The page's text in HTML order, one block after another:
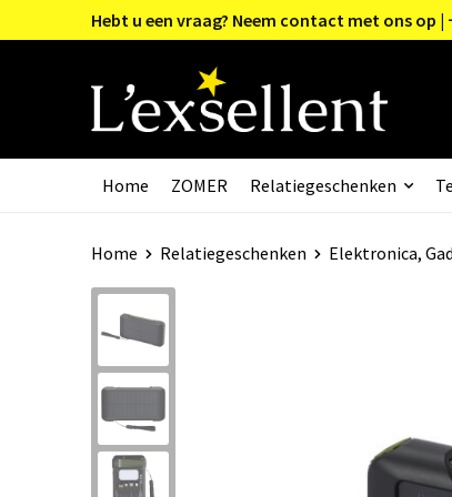
Hebt u een vraag? Neem contact met ons op |
Home ZOMER Relatiegeschenken
Home Relatiegeschenken Elektronica,